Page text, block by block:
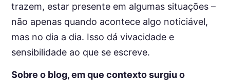
trazem, estar presente em algumas situações –
não apenas quando acontece algo noticiável,
mas no dia a dia. Isso dá vivacidade e
sensibilidade ao que se escreve.
Sobre o blog, em que contexto surgiu o